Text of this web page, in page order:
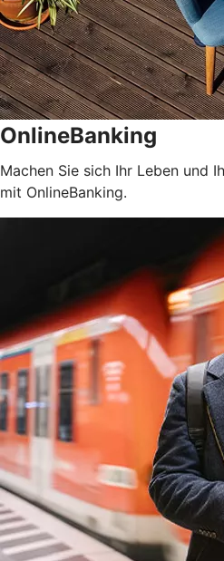
OnlineBanking
Machen Sie sich Ihr Leben und
mit OnlineBanking.